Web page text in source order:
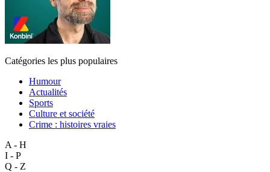
Catégories les plus populaires
Humour
Actualités
Sports
Culture et société
Crime : histoires vraies
A - H
I - P
Q - Z